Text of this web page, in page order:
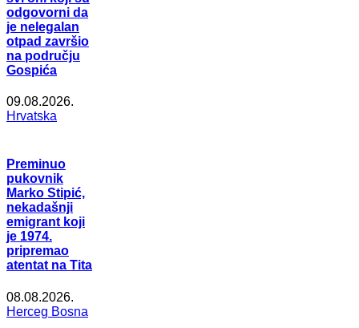
odgovorni da
je nelegalan
otpad završio
na području
Gospića
09.08.2026.
Hrvatska
Preminuo
pukovnik
Marko Stipić,
nekadašnji
emigrant koji
je 1974.
pripremao
atentat na Tita
08.08.2026.
Herceg Bosna